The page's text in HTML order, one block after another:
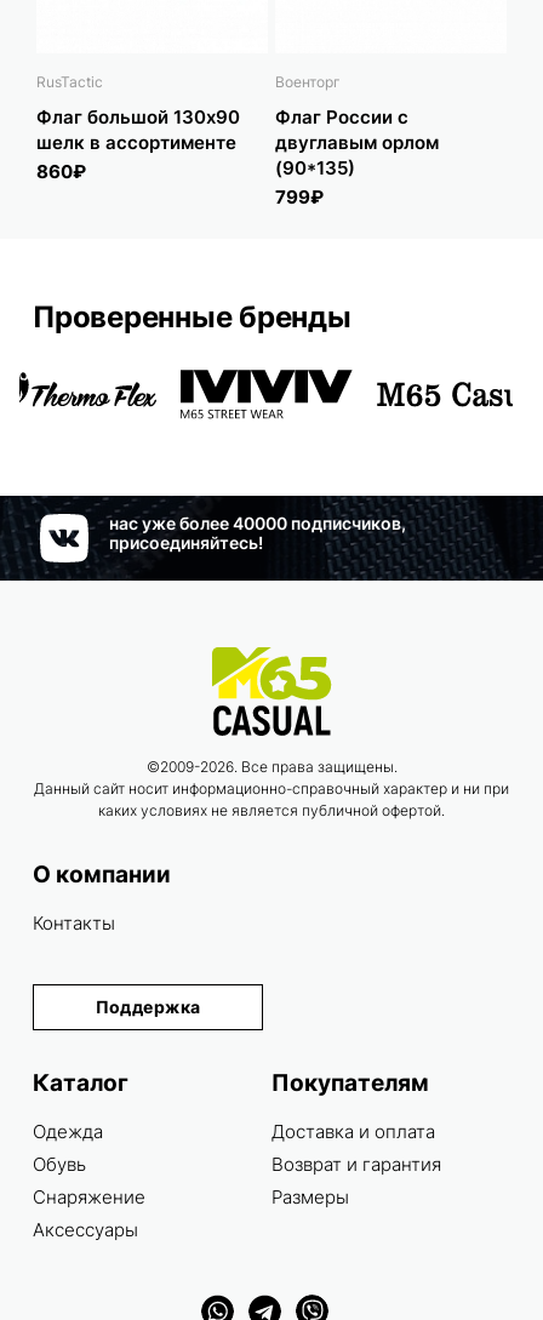
RusTactic
Флаг большой 130х90
шелк в ассортименте
860₽
Военторг
Флаг России с
двуглавым орлом
(90*135)
799₽
Проверенные бренды
нас уже более 40000 подписчиков,
присоединяйтесь!
©2009-2026. Все права защищены.
Данный сайт носит информационно-справочный характер и ни при
каких условиях не является публичной офертой.
О компании
Контакты
Поддержка
Каталог
Одежда
Обувь
Снаряжение
Аксессуары
Покупателям
Доставка и оплата
Возврат и гарантия
Размеры